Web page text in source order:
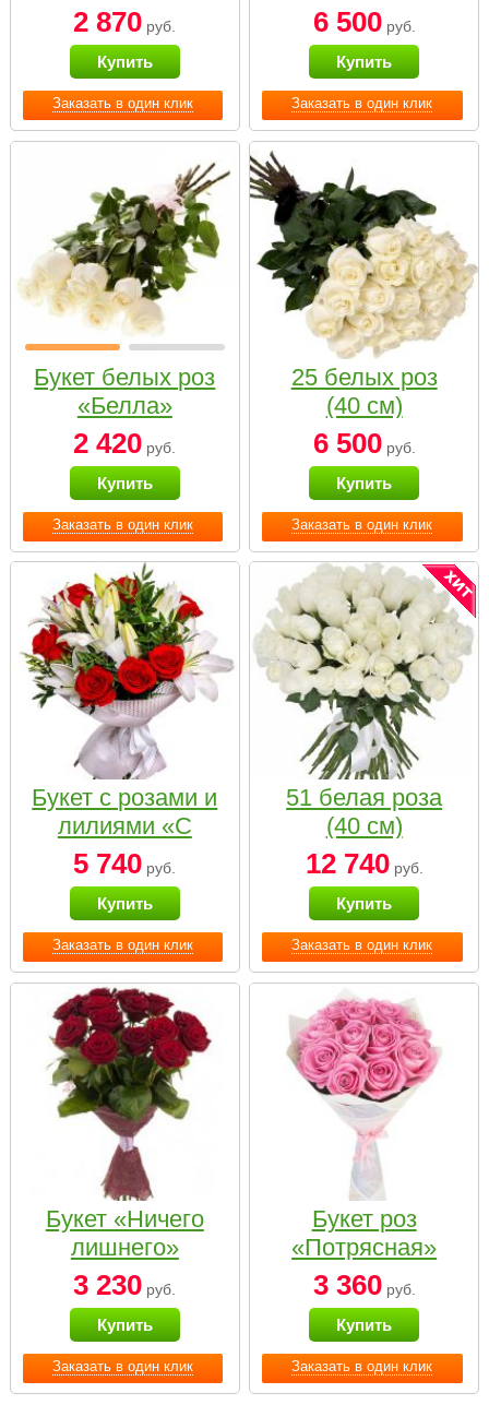
Заказать в один клик
2 870 руб.
Купить
Заказать в один клик
6 500руб.
Купить
Заказать в один клик
Букет белых роз
«Белла»
2 420 руб.
Купить
Заказать в один клик
25 белых роз
(40 см)
6 500руб.
Купить
Заказать в один клик
Букет с розами и
лилиями «С
наилучшими
пожеланиями»
5 740 руб.
Купить
Заказать в один клик
51 белая роза
(40 см)
12 740руб.
Купить
Заказать в один клик
Букет «Ничего
лишнего»
3 230 руб.
Купить
Заказать в один клик
Букет роз
«Потрясная»
3 360руб.
Купить